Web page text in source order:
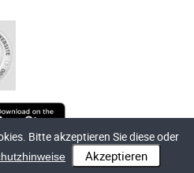
bluetronix.de
Bitte akzeptieren Sie diese oder